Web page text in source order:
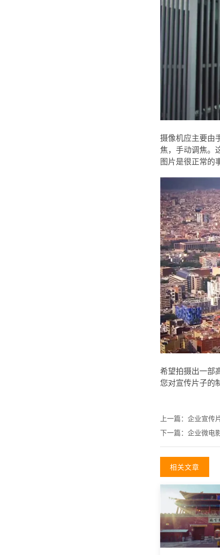
摄像机应主要由
焦，手动调焦。
图片是很正常的
希望拍摄出一部
您对宣传片子的
上一篇： 企业宣传
下一篇： 企业微电
相关文章